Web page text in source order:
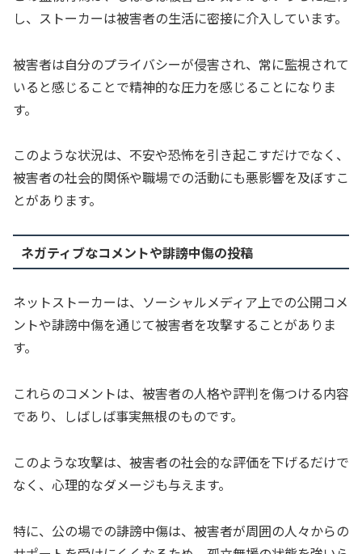
し、ストーカーは被害者の生活に密接に介入しています。
被害者は自分のプライバシーが侵害され、常に監視されて
いると感じることで精神的な圧力を感じることになりま
す。
このような状況は、不安や恐怖を引き起こすだけでなく、
被害者の社会的関係や職場での活動にも悪影響を及ぼすこ
とがあります。
ネガティブなコメントや誹謗中傷の投稿
ネットストーカーは、ソーシャルメディア上での公開コメ
ントや誹謗中傷を通じて被害者を攻撃することがありま
す。
これらのコメントは、被害者の人格や評判を傷つける内容
であり、しばしば事実無根のものです。
このような攻撃は、被害者の社会的な評価を下げるだけで
なく、心理的なダメージも与えます。
特に、公の場での誹謗中傷は、被害者が周囲の人々からの